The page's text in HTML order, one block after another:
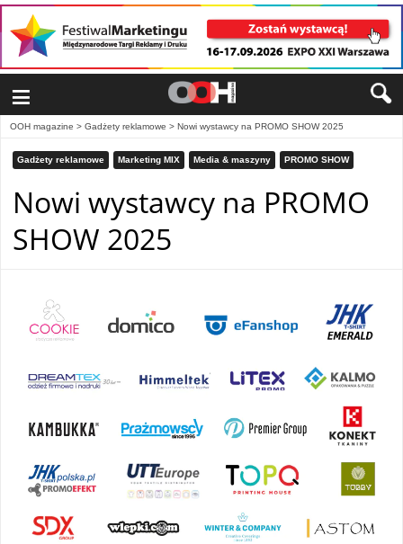
≡
OOH magazine > Gadżety reklamowe > Nowi wystawcy na PROMO SHOW 2025
Gadżety reklamowe Marketing MIX Media & maszyny PROMO SHOW
Nowi wystawcy na PROMO
SHOW 2025